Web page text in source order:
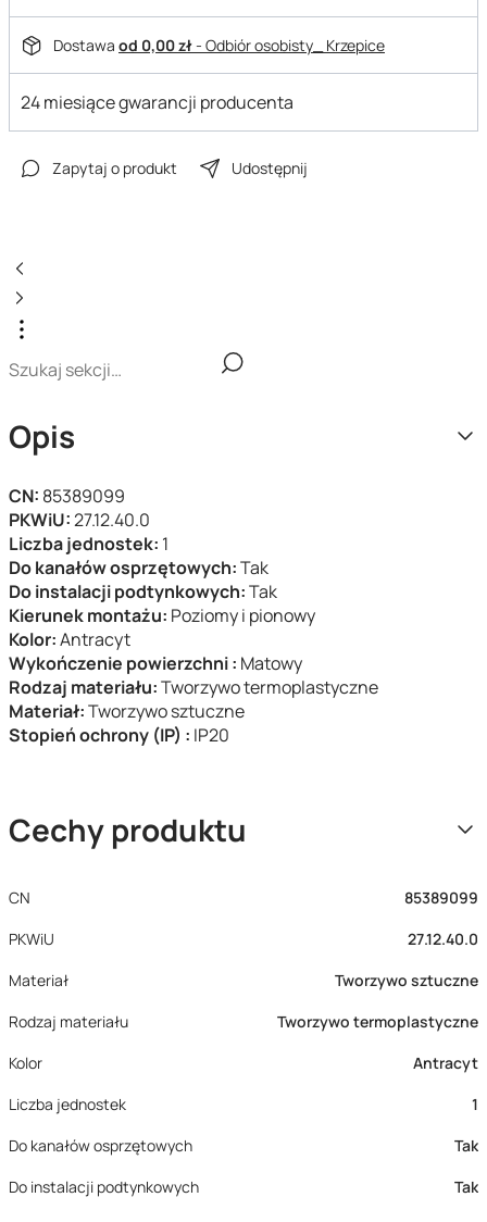
Dostawa od 0,00 zł- Odbiór osobisty_ Krzepice
24 miesiące gwarancji producenta
Zapytaj o produkt Udostępnij
Opis
CN: 85389099
PKWiU:27.12.40.0
Liczba jednostek: 1
Do kanałów osprzętowych:Tak
Do instalacji podtynkowych:Tak
Kierunek montażu: Poziomy i pionowy
Kolor:Antracyt
Wykończenie powierzchni : Matowy
Rodzaj materiału:Tworzywo termoplastyczne
Materiał:Tworzywo sztuczne
Stopień ochrony (IP) : IP20
Cechy produktu
CN
85389099
PKWiU
27.12.40.0
Materiał
Tworzywo sztuczne
Rodzaj materiału
Tworzywo termoplastyczne
Kolor
Antracyt
Liczba jednostek
1
Do kanałów osprzętowych
Tak
Do instalacji podtynkowych
Tak